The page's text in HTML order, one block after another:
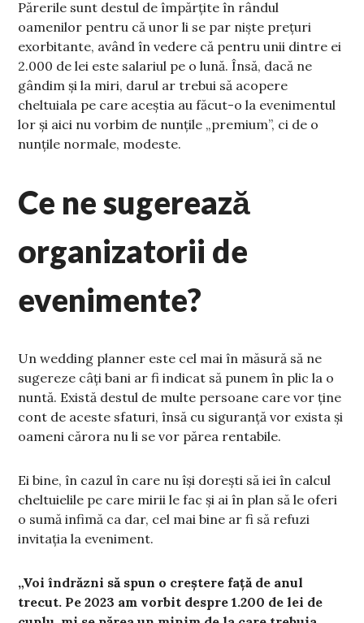
Părerile sunt destul de împărțite în rândul
oamenilor pentru că unor li se par niște prețuri
exorbitante, având în vedere că pentru unii dintre ei
2.000 de lei este salariul pe o lună. Însă, dacă ne
gândim și la miri, darul ar trebui să acopere
cheltuiala pe care aceștia au făcut-o la evenimentul
lor și aici nu vorbim de nunțile „premium”, ci de o
nunțile normale, modeste.
Ce ne sugerează
organizatorii de
evenimente?
Un wedding planner este cel mai în măsură să ne
sugereze câți bani ar fi indicat să punem în plic la o
nuntă. Există destul de multe persoane care vor ține
cont de aceste sfaturi, însă cu siguranță vor exista și
oameni cărora nu li se vor părea rentabile.
Ei bine, în cazul în care nu își dorești să iei în calcul
cheltuielile pe care mirii le fac și ai în plan să le oferi
o sumă infimă ca dar, cel mai bine ar fi să refuzi
invitația la eveniment.
„Voi îndrăzni să spun o creștere față de anul
trecut. Pe 2023 am vorbit despre 1.200 de lei de